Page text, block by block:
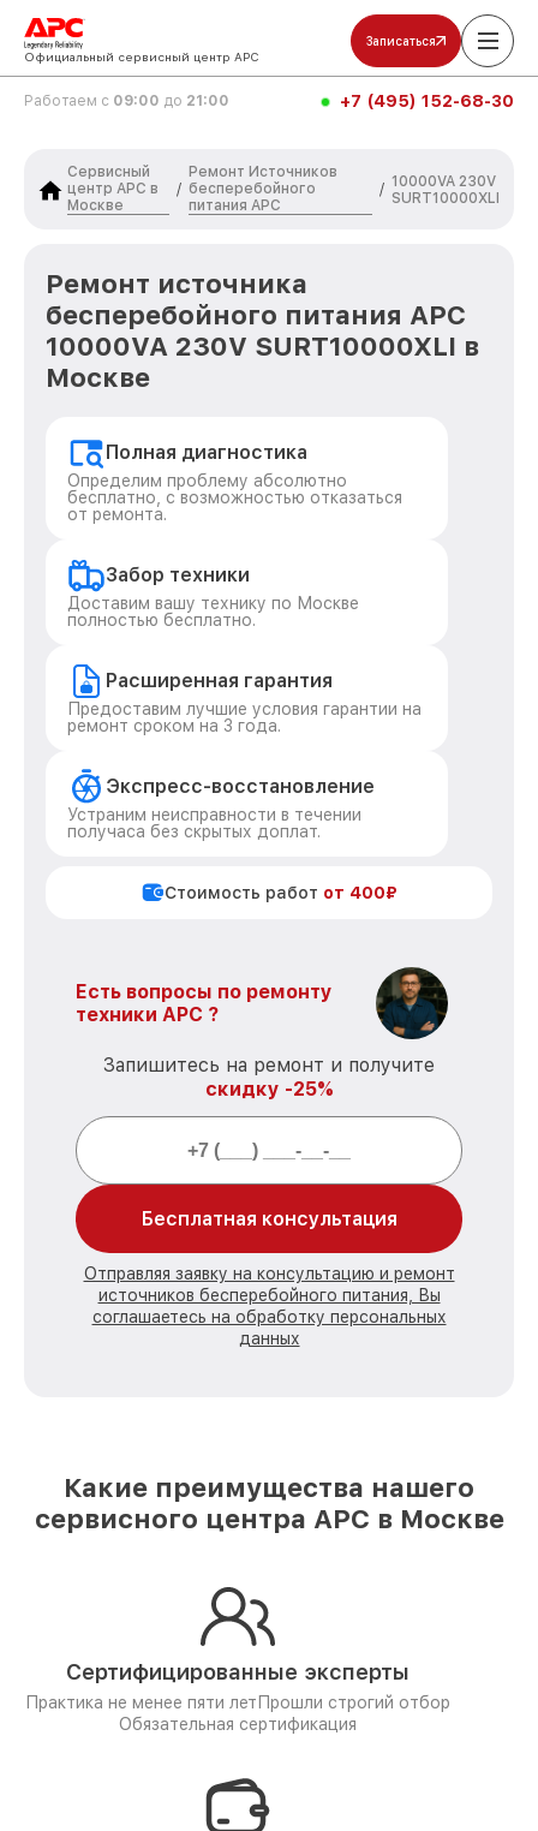
Официальный сервисный центр APC
Записаться
Работаем с 09:00 до 21:00 +7 (495) 152-68-30
Сервисный
центр APC в
Москве
/
Ремонт Источников
бесперебойного
питания APC
/ 10000VA 230V
SURT10000XLI
Ремонт источника
бесперебойного питания APC
10000VA 230V SURT10000XLI в
Москве
Полная диагностика
Определим проблему абсолютно
бесплатно, с возможностью отказаться
от ремонта.
Забор техники
Доставим вашу технику по Москве
полностью бесплатно.
Расширенная гарантия
Предоставим лучшие условия гарантии на
ремонт сроком на 3 года.
Экспресс-восстановление
Устраним неисправности в течении
получаса без скрытых доплат.
Стоимость работ от 400₽
Есть вопросы по ремонту
техники APC ?
Запишитесь на ремонт и получите
скидку -25%
Бесплатная консультация
Отправляя заявку на консультацию и ремонт
источников бесперебойного питания, Вы
соглашаетесь на обработку персональных
данных
Какие преимущества нашего
сервисного центра APC в Москве
Сертифицированные эксперты
Практика не менее пяти лет Прошли строгий отбор
Обязательная сертификация